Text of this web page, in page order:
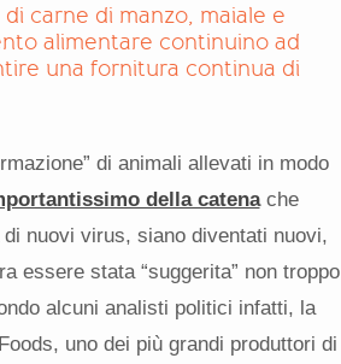
carne di manzo, maiale e
alimentare continuino ad
una fornitura continua di
di animali allevati in modo
della catenache
nuovi virus, siano diventati nuovi,
essere stata “suggerita” non troppo
alcuni analisti politici infatti, la
uno dei più grandi produttori di